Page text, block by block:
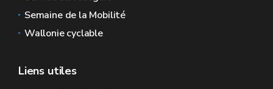
Semaine de la Mobilité
Wallonie cyclable
Liens utiles